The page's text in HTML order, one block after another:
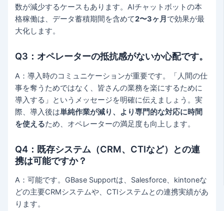
数が減少するケースもあります。AIチャットボットの本
格稼働は、データ蓄積期間を含めて2〜3ヶ月 で効果が最
大化します。
Q3：オペレーターの抵抗感がないか心配です。
A：導入時のコミュニケーションが重要です。「人間の仕
事を奪うためではなく、皆さんの業務を楽にするために
導入する」というメッセージを明確に伝えましょう。実
際、導入後は単純作業が減り、より専門的な対応に時間
を使えるため、オペレーターの満足度も向上します。
Q4：既存システム（CRM、CTIなど）との連
携は可能ですか？
A：可能です。GBase Supportは、Salesforce、kintoneな
どの主要CRMシステムや、CTIシステムとの連携実績があ
ります。